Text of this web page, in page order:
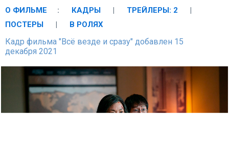
О ФИЛЬМЕ : КАДРЫ | ТРЕЙЛЕРЫ: 2
|
ПОСТЕРЫ
| В РОЛЯХ
Кадр фильма "Всё везде и сразу" добавлен 15
декабря 2021